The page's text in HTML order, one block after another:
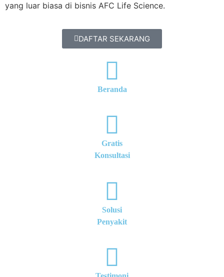
yang luar biasa di bisnis AFC Life Science.
DAFTAR SEKARANG
Beranda
Gratis
Konsultasi
Solusi
Penyakit